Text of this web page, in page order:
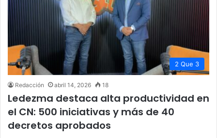
2 Que 3
Redacción abril 14, 2026 18
Ledezma destaca alta productividad en
el CN: 500 iniciativas y más de 40
decretos aprobados